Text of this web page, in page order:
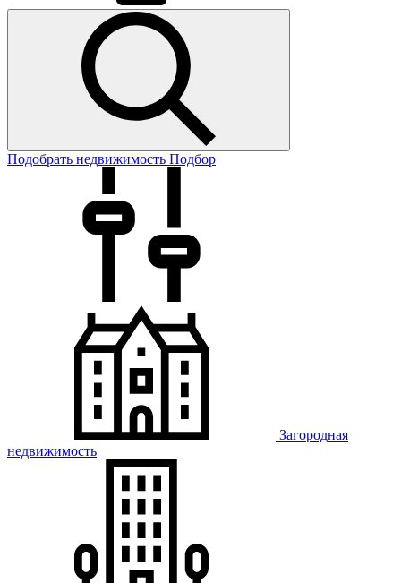
Подобрать недвижимость Подбор
Загородная
недвижимость